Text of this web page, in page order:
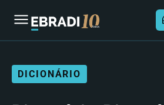
DICIONÁRIO